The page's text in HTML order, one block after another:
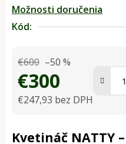
Možnosti doručenia
Kód:
€600 –50 %
€300
€247,93 bez DPH
Kvetináč NATTY